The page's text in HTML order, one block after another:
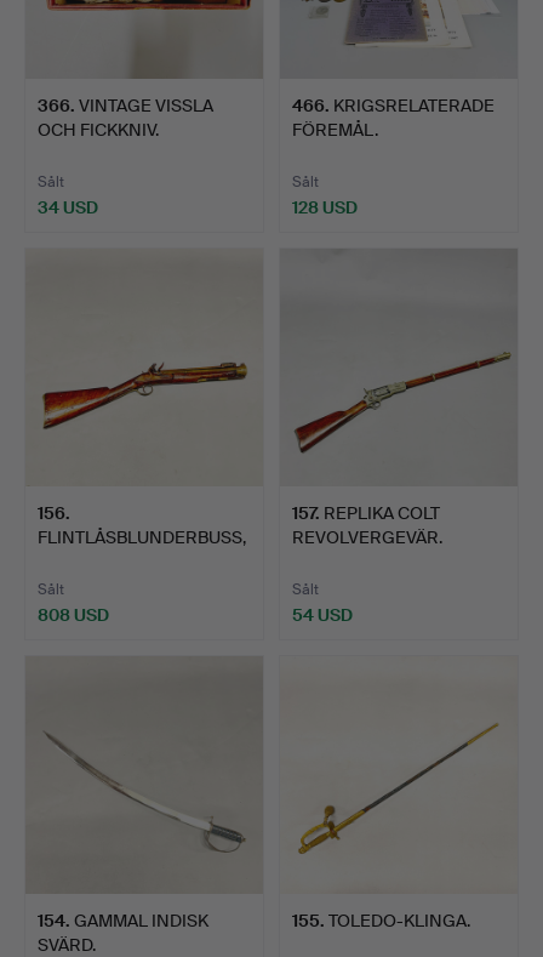
366. VINTAGE VISSLA
OCH FICKKNIV.
Sålt
34 USD
466. KRIGSRELATERADE
FÖREMÅL.
Sålt
128 USD
156.
FLINTLÅSBLUNDERBUSS,
Sålt
808 USD
157. REPLIKA COLT
REVOLVERGEVÄR.
Sålt
54 USD
154. GAMMAL INDISK
SVÄRD.
155. TOLEDO-KLINGA.